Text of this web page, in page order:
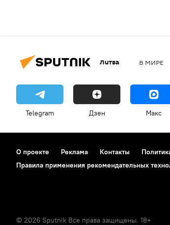
Литва В МИРЕ
Telegram Дзен Макс
О проекте Реклама Контакты
Правила применения рекомендательных
© 2026 Sputnik Все права защищены. 18+